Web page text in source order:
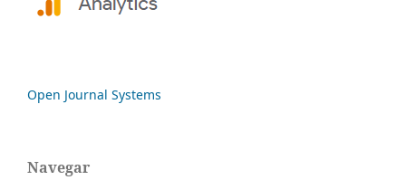
Open Journal Systems
Navegar